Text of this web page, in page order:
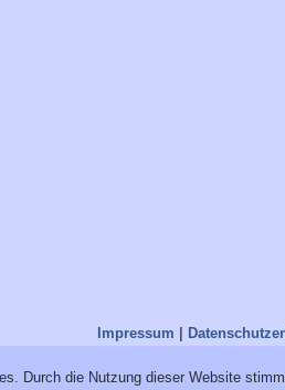
Impressum
Durch die Nutzung dieser Website